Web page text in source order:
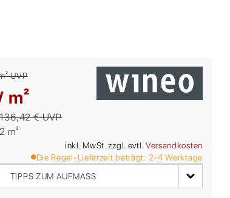
UVP
136,42 €UVP
m²
inkl. MwSt. zzgl. evtl. Versandkosten
Die Regel-Lieferzeit beträgt: 2-4 Werktage
TIPPS ZUM AUFMASS